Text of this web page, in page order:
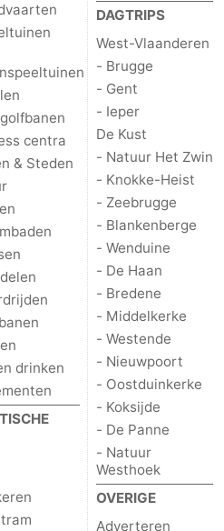
centra
& Steden
drinken
DAGTRIPS
West-Vlaanderen
- Brugge
- Gent
- Ieper
De Kust
- Natuur Het Zwin
- Knokke-Heist
- Zeebrugge
- Blankenberge
- Wenduine
- De Haan
- Bredene
- Middelkerke
- Westende
- Nieuwpoort
- Oostduinkerke
- Koksijde
- De Panne
- Natuur
Westhoek
OVERIGE
Adverteren